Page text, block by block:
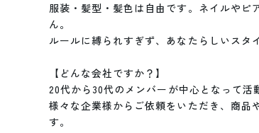
服装・髪型・髪色は自由です。ネイルやピ
ん。
ルールに縛られすぎず、あなたらしいスタ
【どんな会社ですか？】
20代から30代のメンバーが中心となって活
様々な企業様からご依頼をいただき、商品
す。